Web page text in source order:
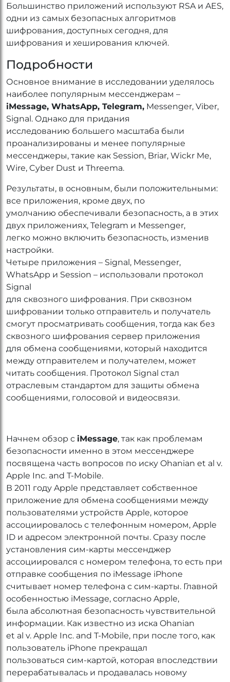
Большинство приложений используют RSA и AES,
одни из самых безопасных алгоритмов
шифрования, доступных сегодня, для
шифрования и хеширования ключей.
Подробности
Основное внимание в исследовании уделялось
наиболее популярным мессенджерам –
iMessage, WhatsApp, Telegram, Messenger, Viber,
Signal. Однако для придания
исследованию большего масштаба были
проанализированы и менее популярные
мессенджеры, такие как Session, Briar, Wickr Me,
Wire, Cyber Dust и Threema.
Результаты, в основным, были положительными:
все приложения, кроме двух, по
умолчанию обеспечивали безопасность, а в этих
двух приложениях, Telegram и Messenger,
легко можно включить безопасность, изменив
настройки.
Четыре приложения – Signal, Messenger,
WhatsApp и Session – использовали протокол
Signal
для сквозного шифрования. При сквозном
шифровании только отправитель и получатель
смогут просматривать сообщения, тогда как без
сквозного шифрования сервер приложения
для обмена сообщениями, который находится
между отправителем и получателем, может
читать сообщения. Протокол Signal стал
отраслевым стандартом для защиты обмена
сообщениями, голосовой и видеосвязи.
Начнем обзор с iMessage, так как проблемам
безопасности именно в этом мессенджере
посвящена часть вопросов по иску Ohanian et al v.
Apple Inc. and T-Mobile.
В 2011 году Apple представляет собственное
приложение для обмена сообщениями между
пользователями устройств Apple, которое
ассоциировалось с телефонным номером, Apple
ID и адресом электронной почты. Сразу после
установления сим-карты мессенджер
ассоциировался с номером телефона, то есть при
отправке сообщения по iMessage iPhone
считывает номер телефона с сим-карты. Главной
особенностью iMessage, согласно Apple,
была абсолютная безопасность чувствительной
информации. Как известно из иска Ohanian
et al v. Apple Inc. and T-Mobile, при после того, как
пользователь iPhone прекращал
пользоваться сим-картой, которая впоследствии
перерабатывалась и продавалась новому